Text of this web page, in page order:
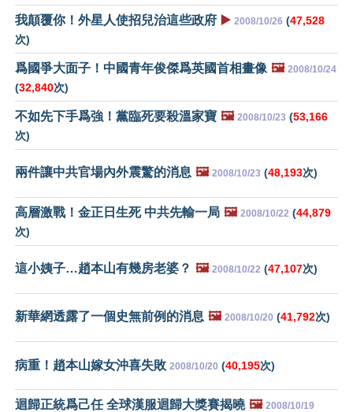
我顛覆你！外星人使招兒治這些政府 ▶️ 2008/10/26 (47,528
次)
爲國爭大面子！中國青年俊傑爲英國首相畫像 🖼️ 2008/10/24
(32,840次)
不如先下手爲強！黨臨死要殺溫家寶 🖼️ 2008/10/23 (53,166
次)
兩件讓中共官場內外震驚的消息 🖼️ 2008/10/23 (48,193次)
高層激戰！金正日生死 中共先輸一局 🖼️ 2008/10/22 (44,879
次)
這小姨子…趙本山有幾房老婆？ 🖼️ 2008/10/22 (47,107次)
新華網透露了一個史無前例的消息 🖼️ 2008/10/20 (41,792次)
病重！趙本山嫁女沖喜失敗 2008/10/20 (40,195次)
迴歸正統爲己任 全球漢服迴歸大獎賽揭曉 🖼️ 2008/10/19